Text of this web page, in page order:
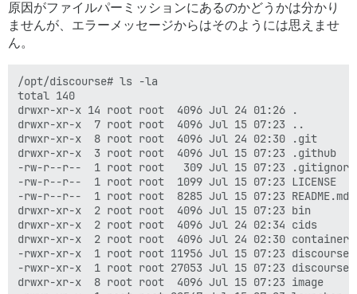
   Profile: default
  cgroupns
Kernel Version: 5.15.0-41-generic
Operating System: Ubuntu 22.04 LTS
Architecture: x86_64
CPUs: 2
Total Memory: 5.797GiB
Name: maji
ID:
Docker Root Dir: /data/docker
Debug Mode: false
Registry: https://index.docker.io/v1/
Labels:
Experimental: false
Insecure Registries:
  127.0.0.0/8
原因がファイルパーミッションにあるのかどうかは分かり
ませんが、エラーメッセージからはそのようには思えませ
ん。
/opt/discourse# ls -la
total 140
drwxr-xr-x 14 root root  4096 Jul 24 01:26 .
drwxr-xr-x  7 root root  4096 Jul 15 07:23 ..
drwxr-xr-x  8 root root  4096 Jul 24 02:30 .git
drwxr-xr-x  3 root root  4096 Jul 15 07:23 .github
-rw-r--r--  1 root root   309 Jul 15 07:23 .gitignore
-rw-r--r--  1 root root  1099 Jul 15 07:23 LICENSE
-rw-r--r--  1 root root  8285 Jul 15 07:23 README.md
drwxr-xr-x  2 root root  4096 Jul 15 07:23 bin
drwxr-xr-x  2 root root  4096 Jul 24 02:34 cids
drwxr-xr-x  2 root root  4096 Jul 24 02:30 containers
-rwxr-xr-x  1 root root 11956 Jul 15 07:23 discourse-
-rwxr-xr-x  1 root root 27053 Jul 15 07:23 discourse-
drwxr-xr-x  8 root root  4096 Jul 15 07:23 image